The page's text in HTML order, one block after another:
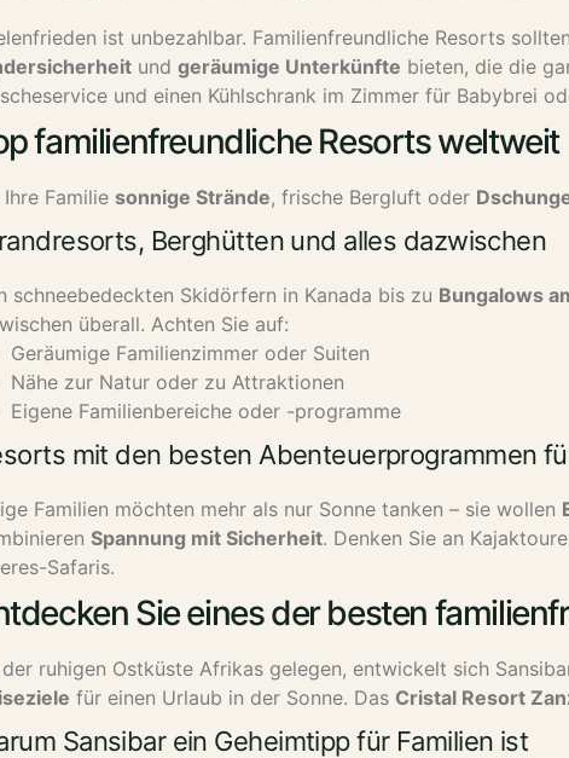
ist unbezahlbar. Familienfreundliche Resorts sollten
und geräumige Unterkünfte bieten, die die
und einen Kühlschrank im Zimmer für Babybrei
familienfreundliche Resorts weltweit
Ihre Familie sonnige Strände, frische Bergluft oder
Berghütten und alles dazwischen
schneebedeckten Skidörfern in Kanada bis zu Bungalows
überall. Achten Sie auf:
Geräumige Familienzimmer oder Suiten
Nähe zur Natur oder zu Attraktionen
Eigene Familienbereiche oder -programme
mit den besten Abenteuerprogrammen
Familien möchten mehr als nur Sonne tanken – sie wollen
Spannung mit Sicherheit. Denken Sie an
Safaris.
Sie eines der besten
ruhigen Ostküste Afrikas gelegen, entwickelt sich
für einen Urlaub in der Sonne. Das Cristal Resort
Sansibar ein Geheimtipp für Familien ist